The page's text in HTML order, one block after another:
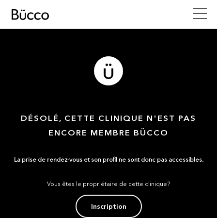
DÉSOLÉ, CETTE CLINIQUE N'EST PAS
ENCORE MEMBRE BÜCCO
La prise de rendez-vous et son profil ne sont donc pas accessibles.
Vous êtes le propriétaire de cette clinique?
Inscription